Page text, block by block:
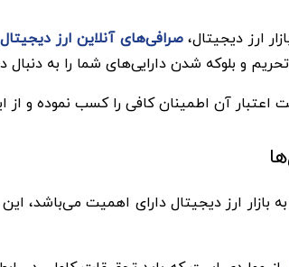
ارز دیجیتال،صرافی‌های آنلاین ارز دیجیتال
و بلوکه شدن دارایی‌های شما را به دنبال
آن اطمینان کافی را کسب نموده و از
به بازار ارز دیجیتال دارای اهمیت